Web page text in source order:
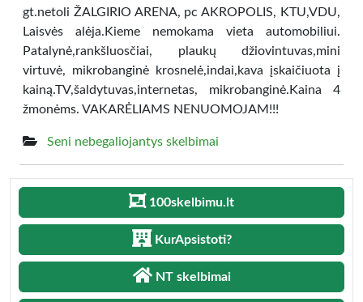
gt.netoli ŽALGIRIO ARENA, pc AKROPOLIS, KTU,VDU,
Laisvės alėja.Kieme nemokama vieta automobiliui.
Patalynė,rankšluosčiai, plaukų džiovintuvas,mini
virtuvė, mikrobanginė krosnelė,indai,kava įskaičiuota į
kainą.TV,šaldytuvas,internetas, mikrobanginė.Kaina 4
žmonėms. VAKARĖLIAMS NENUOMOJAM!!!
Seni nebegaliojantys skelbimai
100skelbimu.lt
KurApsistoti?
NT skelbimai